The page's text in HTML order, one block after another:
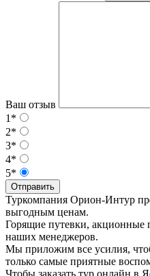
Ваш отзыв
1*
2*
3*
4*
5*
Отправить
Туркомпания Орион-Интур
выгодным ценам.
Горящие путевки, акционные
наших менеджеров.
Мы приложим все усилия,
только самые приятные
Чтобы заказать тур онлайн в